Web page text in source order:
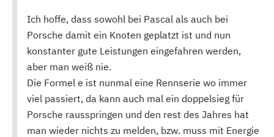
Ich hoffe, dass sowohl bei Pascal als auch bei
Porsche damit ein Knoten geplatzt ist und nun
konstanter gute Leistungen eingefahren werden,
aber man weiß nie.
Die Formel e ist nunmal eine Rennserie wo immer
viel passiert, da kann auch mal ein doppelsieg für
Porsche rausspringen und den rest des Jahres hat
man wieder nichts zu melden, bzw. muss mit Energie